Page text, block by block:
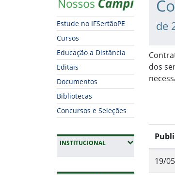
Estude no IFSertãoPE
Cursos
Educação a Distância
Editais
Documentos
Bibliotecas
Concursos e Seleções
INSTITUCIONAL(EXPANDIR SUBMENUS)
de
dos
19/